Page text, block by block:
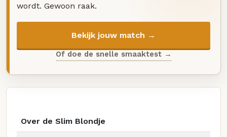
wordt. Gewoon raak.
Bekijk jouw match →
Of doe de snelle smaaktest →
Over de Slim Blondje